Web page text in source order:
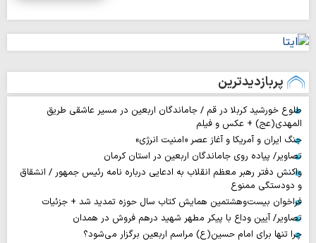
پربازدیدترین
طلوع خورشید کربلا در قم / جاماندگان اربعین در مسیر عاشقی طریق
المهدی(عج) + عکس و فیلم
جنگ ایران و آمریکا و آغاز عصر «امنیت انرژی»
تصاویر/ پیاده روی جاماندگان اربعین در استان کرمان
واکنش دفتر رهبر معظم انقلاب به ادعایی درباره نامه رئیس جمهور / انشقاق
و دودستگی ممنوع
فراخوان بیست‌وهشتمین همایش کتاب سال حوزه تمدید شد + جزئیات
تصاویر/ آیین وداع با پیکر مطهر شهید درهم فروش در همدان
چرا تنها برای امام حسین(ع) مراسم اربعین برگزار می‌شود؟